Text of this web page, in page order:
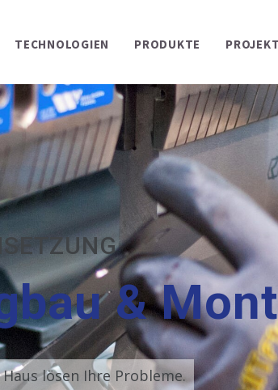
TECHNOLOGIEN PRODUKTE
&
lösen Ihre Probleme.